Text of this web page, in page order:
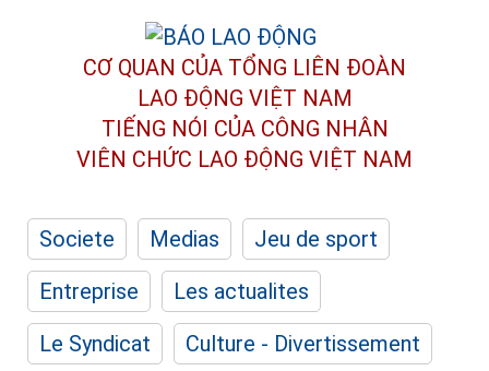
CƠ QUAN CỦA TỔNG LIÊN ĐOÀN
LAO ĐỘNG VIỆT NAM
TIẾNG NÓI CỦA CÔNG NHÂN
VIÊN CHỨC LAO ĐỘNG VIỆT NAM
Societe Medias
Jeu de sport
Entreprise
Les actualites
Le Syndicat
Culture - Divertissement